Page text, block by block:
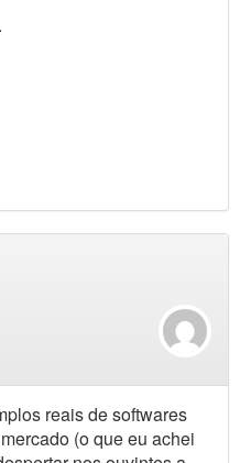
reais de softwares
(o que eu achei